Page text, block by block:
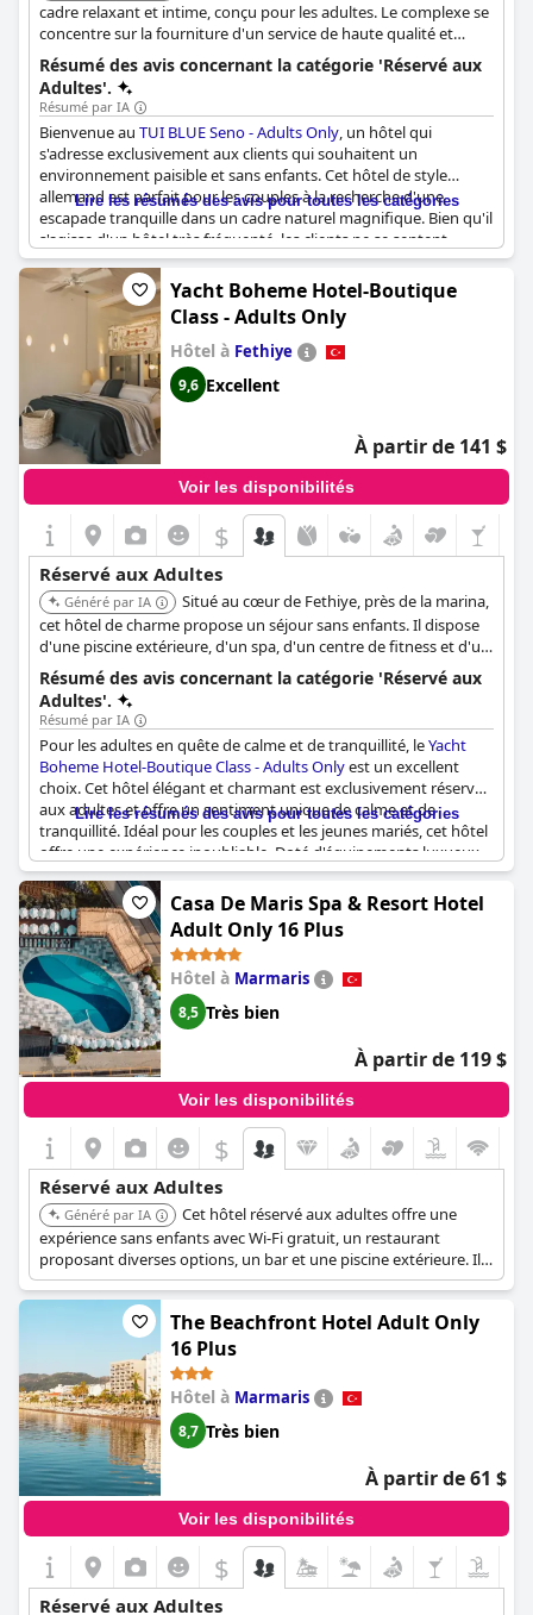
cadre relaxant et intime, conçu pour les adultes. Le complexe se
concentre sur la fourniture d'un service de haute qualité et
d'une gamme d'activités adaptées aux couples et aux
personnes recherchant une escapade paisible.
Résumé des avis concernant la catégorie 'Réservé aux
Adultes'.
Résumé par IA
Bienvenue au TUI BLUE Seno - Adults Only, un hôtel qui
s'adresse exclusivement aux clients qui souhaitent un
environnement paisible et sans enfants. Cet hôtel de style
allemand est parfait pour les couples à la recherche d'une
escapade tranquille dans un cadre naturel magnifique. Bien qu'il
s'agisse d'un hôtel très fréquenté, les clients ne se sentent
jamais surpeuplés et la clientèle est principalement européenne,
calme, amicale et aisée. La visite en bateau pour adultes est un
excellent ajout aux commodités de l'hôtel et la formule tout
compris est fantastique, offrant aux clients une expérience
vraiment relaxante et indulgente. Bien qu'il n'y ait pas de
discothèques ou de divertissements bruyants, cet hôtel est idéal
pour ceux qui souhaitent une retraite tranquille loin du travail et
du stress. Le concept d'hôtel réservé aux adultes est sans aucun
doute un excellent choix pour cet établissement, ce qui en fait
un hôtel très bien noté où les clients souhaitent revenir.
Lire les résumés des avis pour toutes les catégories
Yacht Boheme Hotel-Boutique
Class - Adults Only
Hôtel à Fethiye
9,6 Excellent
À partir de 141 $
Voir les disponibilités
$
Réservé aux Adultes
Généré par IA
Situé au cœur de Fethiye, près de la marina,
cet hôtel de charme propose un séjour sans enfants. Il dispose
d'une piscine extérieure, d'un spa, d'un centre de fitness et d'un
restaurant servant des plats turcs et internationaux.
L'emplacement central de l'hôtel offre un accès rapide aux
plages et aux sites historiques.
Résumé des avis concernant la catégorie 'Réservé aux
Adultes'.
Résumé par IA
Pour les adultes en quête de calme et de tranquillité, leYacht
Boheme Hotel-Boutique Class - Adults Onlyest un excellent
choix. Cet hôtel élégant et charmant est exclusivement réservé
aux adultes et offre un sentiment unique de calme et de
tranquillité. Idéal pour les couples et les jeunes mariés, cet hôtel
offre une expérience inoubliable. Doté d'équipements luxueux
et chics, leYacht Boheme Hotel-Boutique Class - Adults Onlyest
l'endroit idéal pour se détendre et se relaxer, offrant un plaisir
esthétique à chaque instant de votre séjour. Que vous soyez un
navigateur ou que vous souhaitiez simplement profiter du style
bohème et luxueux de la Turquie, cet hôtel réservé aux adultes a
tout ce qu'il vous faut.
Lire les résumés des avis pour toutes les catégories
Casa De Maris Spa & Resort Hotel
Adult Only 16 Plus
Hôtel à Marmaris
8,5 Très bien
À partir de 119 $
Voir les disponibilités
$
Réservé aux Adultes
Généré par IA
Cet hôtel réservé aux adultes offre une
expérience sans enfants avec Wi-Fi gratuit, un restaurant
proposant diverses options, un bar et une piscine extérieure. Il
est conçu pour les adultes, ce qui le rend idéal pour les couples
et les voyageurs solitaires en quête de détente.
The Beachfront Hotel Adult Only
16 Plus
Hôtel à Marmaris
8,7 Très bien
À partir de 61 $
Voir les disponibilités
$
Réservé aux Adultes